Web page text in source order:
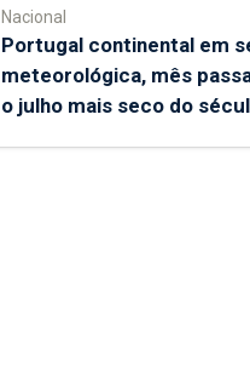
Nacional
Portugal continental em
meteorológica, mês
o julho mais seco do